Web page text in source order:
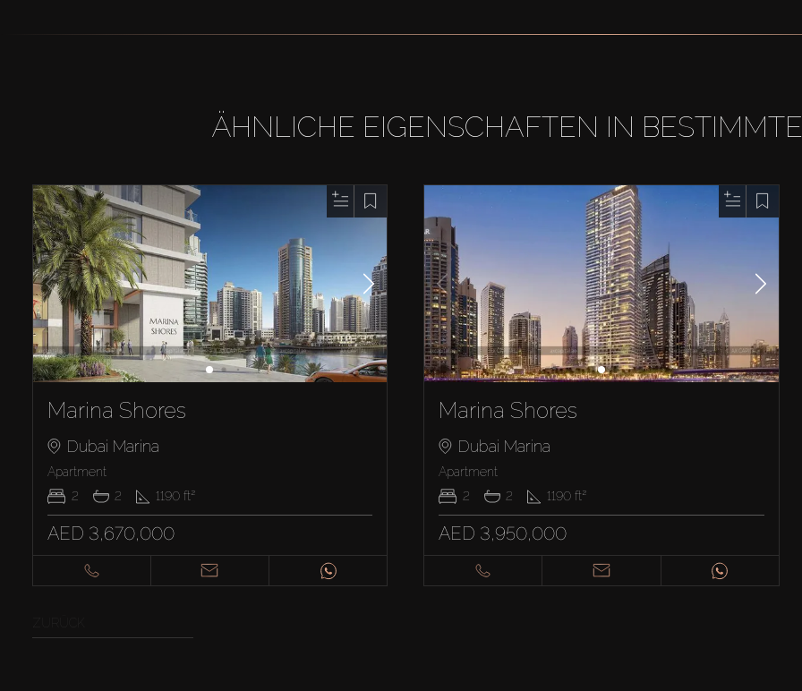
ÄHNLICHE EIGENSCHAFTEN IN
Marina Shores
Dubai Marina
Apartment
2
2 1190 ft²
AED 3,670,000
Marina Shores
Dubai Marina
Apartment
2
2 1190ft²
AED 3,950,000